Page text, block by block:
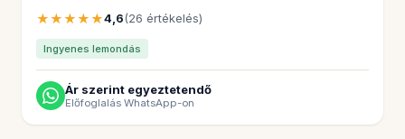
★★★★★4,6(26 értékelés)
Ingyenes lemondás
Ár szerint egyeztetendő
Előfoglalás WhatsApp-on